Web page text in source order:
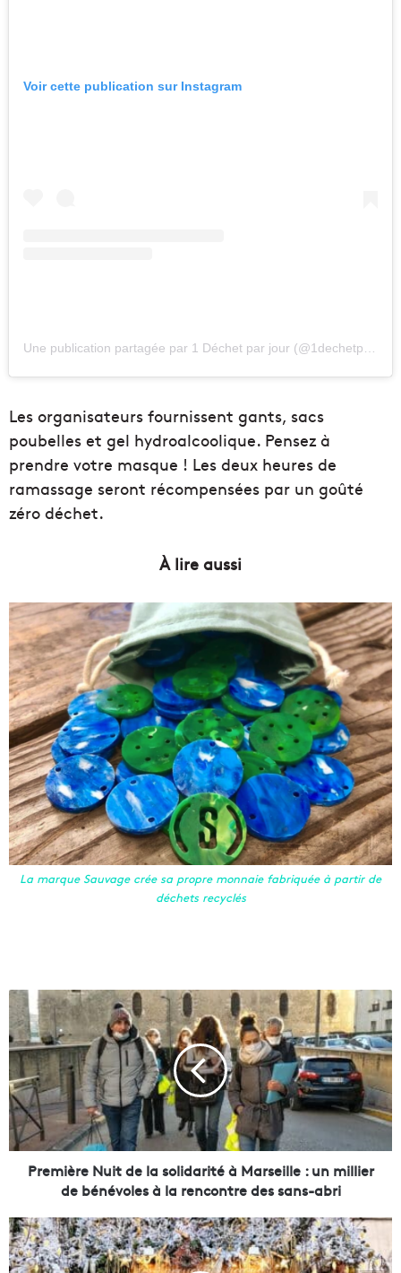
Voir cette publication sur Instagram
Les organisateurs fournissent gants, sacs
poubelles et gel hydroalcoolique. Pensez à
prendre votre masque ! Les deux heures de
ramassage seront récompensées par un goûté
zéro déchet.
À lire aussi
La marque Sauvage crée sa propre monnaie fabriquée à partir de
déchets recyclés
P
r
e
m
i
è
r
e
N
d
e
l
Première Nuit de la solidarité à Marseille : un millier
de bénévoles à la rencontre des sans-abri
Q
u
i